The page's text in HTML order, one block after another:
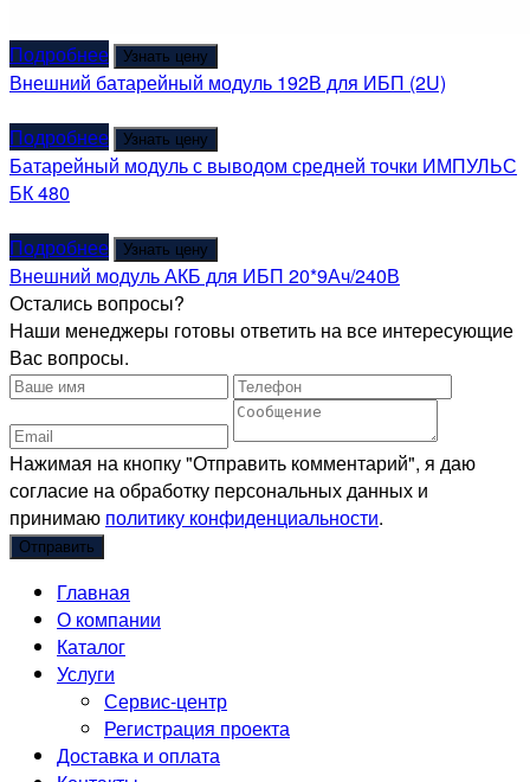
Подробнее Узнать цену
Внешний батарейный модуль 192В для ИБП (2U)
Подробнее
Узнать цену
Батарейный модуль с выводом средней точки ИМПУЛЬС
БК 480
Подробнее
Узнать цену
Внешний модуль АКБ для ИБП 20*9Ач/240В
Остались вопросы?
Наши менеджеры готовы ответить на все интересующие
Вас вопросы.
Нажимая на кнопку "Отправить комментарий", я даю
согласие на обработку персональных данных и
принимаю политику конфиденциальности.
Главная
О компании
Каталог
Услуги
Сервис-центр
Регистрация проекта
Доставка и оплата